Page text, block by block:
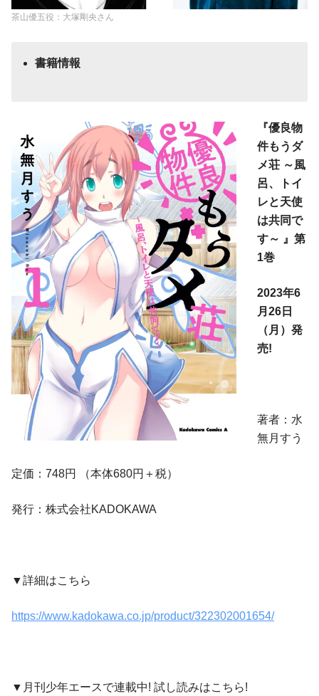
茶山優五役：大塚剛央さん
書籍情報
『優良物
件もうダ
メ荘 ～風
呂、トイ
レと天使
は共同で
す～ 』第
1巻
2023年6
月26日
（月）発
売!
著者：水
無月すう
定価：748円 （本体680円＋税）
発行：株式会社KADOKAWA
▼詳細はこちら
https://www.kadokawa.co.jp/product/322302001654/
▼月刊少年エースで連載中! 試し読みはこちら!